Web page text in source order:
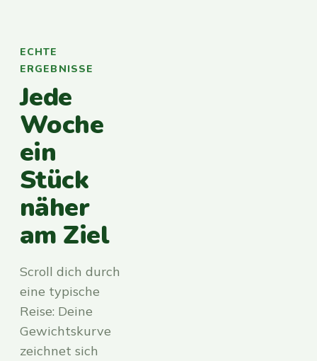
ECHTE
ERGEBNISSE
Jede
Woche
ein
Stück
näher
am Ziel
Scroll dich durch
eine typische
Reise: Deine
Gewichtskurve
zeichnet sich